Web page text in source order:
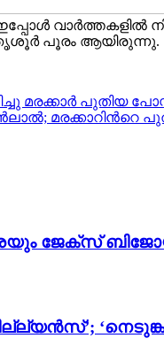
ഇപ്പോൾ
തൃശൂർ പൂരം ആയിരുന്നു.
മരക്കാർ പുതിയ
മരക്കാറിന്‍റെ
ജേക്സ്